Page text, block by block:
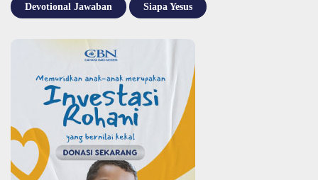
Devotional Jawaban Siapa Yesus